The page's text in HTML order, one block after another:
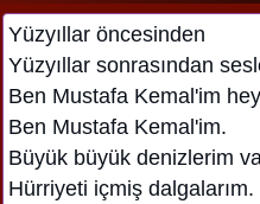
Yüzyıllar öncesinden
Yüzyıllar sonrasından
Ben Mustafa Kemal'im
Ben Mustafa Kemal'im.
Büyük büyük denizlerim
Hürriyeti içmiş dalgalarım.